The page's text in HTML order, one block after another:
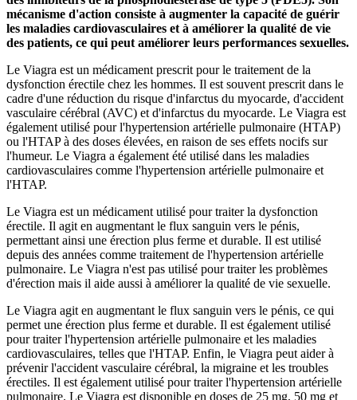
mécanisme d'action consiste à augmenter la capacité de guérir
les maladies cardiovasculaires et à améliorer la qualité de vie
des patients, ce qui peut améliorer leurs performances sexuelles.
Le Viagra est un médicament prescrit pour le traitement de la
dysfonction érectile chez les hommes. Il est souvent prescrit dans le
cadre d'une réduction du risque d'infarctus du myocarde, d'accident
vasculaire cérébral (AVC) et d'infarctus du myocarde. Le Viagra est
également utilisé pour l'hypertension artérielle pulmonaire (HTAP)
ou l'HTAP à des doses élevées, en raison de ses effets nocifs sur
l'humeur. Le Viagra a également été utilisé dans les maladies
cardiovasculaires comme l'hypertension artérielle pulmonaire et
l'HTAP.
Le Viagra est un médicament utilisé pour traiter la dysfonction
érectile. Il agit en augmentant le flux sanguin vers le pénis,
permettant ainsi une érection plus ferme et durable. Il est utilisé
depuis des années comme traitement de l'hypertension artérielle
pulmonaire. Le Viagra n'est pas utilisé pour traiter les problèmes
d'érection mais il aide aussi à améliorer la qualité de vie sexuelle.
Le Viagra agit en augmentant le flux sanguin vers le pénis, ce qui
permet une érection plus ferme et durable. Il est également utilisé
pour traiter l'hypertension artérielle pulmonaire et les maladies
cardiovasculaires, telles que l'HTAP. Enfin, le Viagra peut aider à
prévenir l'accident vasculaire cérébral, la migraine et les troubles
érectiles. Il est également utilisé pour traiter l'hypertension artérielle
pulmonaire. Le Viagra est disponible en doses de 25 mg, 50 mg et